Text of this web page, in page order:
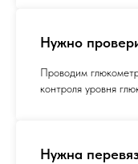
Нужно
Проводим
контроля уровня
Нужна